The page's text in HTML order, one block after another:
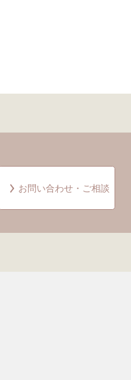
お問い合わせ・ご相談